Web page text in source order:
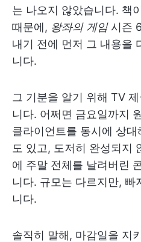
는 나오지 않았습니다. 책
때문에, 왕좌의 게임시즌
내기 전에 먼저 그 내용을
니다.
그 기분을 알기 위해 TV
니다. 어쩌면 금요일까지
클라이언트를 동시에 상
도 있고, 도저히 완성되지
에 주말 전체를 날려버린
니다. 규모는 다르지만, 빠
니다.
솔직히 말해, 마감일을 지